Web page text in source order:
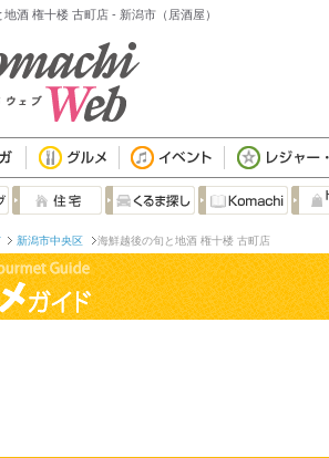
酒 権十楼 古町店 - 新潟市（居酒屋）
新潟市中央区 海鮮越後の旬と地酒 権十楼 古町店